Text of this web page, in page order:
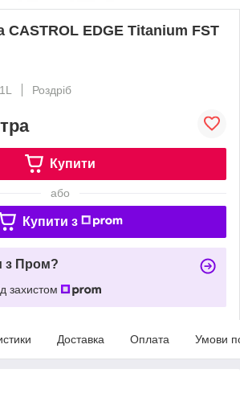
EDGE Titanium FST
Роздріб
Купити
або
Купити з
з Пром?
захистом
Доставка Оплата Умови